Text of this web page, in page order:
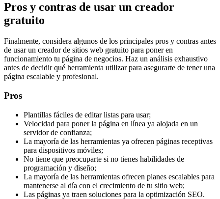
Pros y contras de usar un creador
gratuito
Finalmente, considera algunos de los principales pros y contras antes
de usar un creador de sitios web gratuito para poner en
funcionamiento tu página de negocios. Haz un análisis exhaustivo
antes de decidir qué herramienta utilizar para asegurarte de tener una
página escalable y profesional.
Pros
Plantillas fáciles de editar listas para usar;
Velocidad para poner la página en línea ya alojada en un
servidor de confianza;
La mayoría de las herramientas ya ofrecen páginas receptivas
para dispositivos móviles;
No tiene que preocuparte si no tienes habilidades de
programación y diseño;
La mayoría de las herramientas ofrecen planes escalables para
mantenerse al día con el crecimiento de tu sitio web;
Las páginas ya traen soluciones para la optimización SEO.